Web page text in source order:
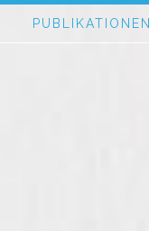
PUBLIKATIONEN